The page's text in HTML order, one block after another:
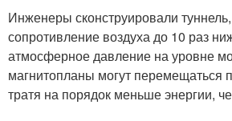
Инженеры сконструировали
сопротивление воздуха до 10 раз
атмосферное давление на уровне
магнитопланы могут перемещаться
тратя на порядок меньше энергии,